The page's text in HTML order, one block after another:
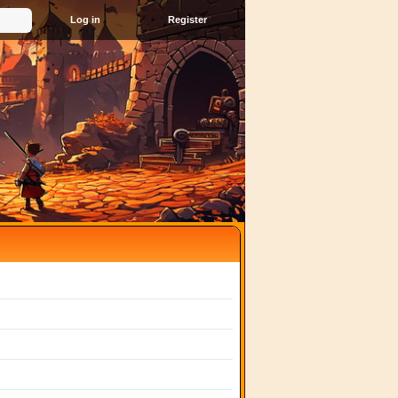
Register